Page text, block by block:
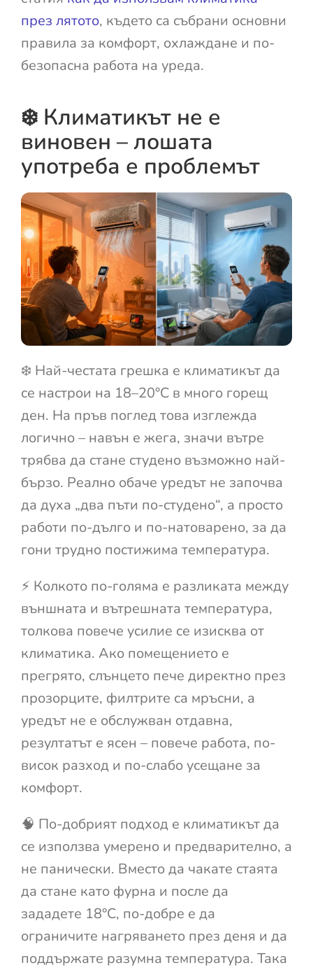
през лятото, където са събрани основни
правила за комфорт, охлаждане и по-
безопасна работа на уреда.
❄️ Климатикът не е
виновен – лошата
употреба е проблемът
❄️ Най-честата грешка е климатикът да
се настрои на 18–20°C в много горещ
ден. На пръв поглед това изглежда
логично – навън е жега, значи вътре
трябва да стане студено възможно най-
бързо. Реално обаче уредът не започва
да духа „два пъти по-студено“, а просто
работи по-дълго и по-натоварено, за да
гони трудно постижима температура.
⚡ Колкото по-голяма е разликата между
външната и вътрешната температура,
толкова повече усилие се изисква от
климатика. Ако помещението е
прегрято, слънцето пече директно през
прозорците, филтрите са мръсни, а
уредът не е обслужван отдавна,
резултатът е ясен – повече работа, по-
висок разход и по-слабо усещане за
комфорт.
🧠 По-добрият подход е климатикът да
се използва умерено и предварително, а
не панически. Вместо да чакате стаята
да стане като фурна и после да
зададете 18°C, по-добре е да
ограничите нагряването през деня и да
поддържате разумна температура. Така